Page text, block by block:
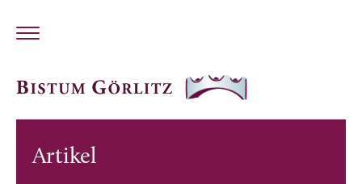
Artikel